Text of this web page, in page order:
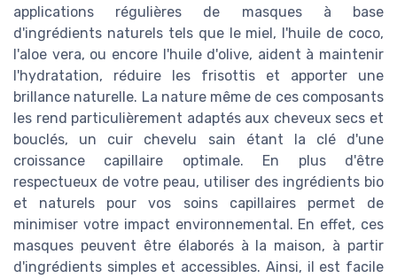
applications régulières de masques à base
d'ingrédients naturels tels que le miel, l'huile de coco,
l'aloe vera, ou encore l'huile d'olive, aident à maintenir
l'hydratation, réduire les frisottis et apporter une
brillance naturelle. La nature même de ces composants
les rend particulièrement adaptés aux cheveux secs et
bouclés, un cuir chevelu sain étant la clé d'une
croissance capillaire optimale. En plus d'être
respectueux de votre peau, utiliser des ingrédients bio
et naturels pour vos soins capillaires permet de
minimiser votre impact environnemental. En effet, ces
masques peuvent être élaborés à la maison, à partir
d'ingrédients simples et accessibles. Ainsi, il est facile